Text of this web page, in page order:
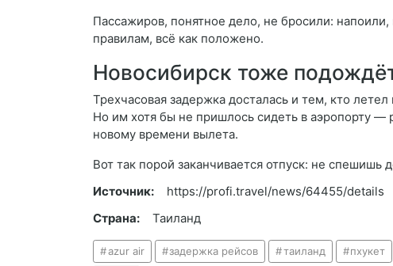
Пассажиров, понятное дело, не бросили:
правилам, всё как положено.
Новосибирск тоже
Трехчасовая задержка досталась и тем, кто
Но им хотя бы не пришлось сидеть в аэропорту —
новому времени вылета.
Вот так порой заканчивается отпуск: не
Источник:
https://profi.travel/news/64455/details
Страна:
Таиланд
azur air задержка рейсов таиланд пхукет